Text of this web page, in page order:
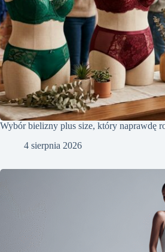
Wybór bielizny plus size, który naprawdę
4 sierpnia 2026